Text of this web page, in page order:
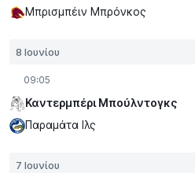
Μπρισμπέιν Μπρόνκος
8 Ιουνίου
09:05
Καντερμπέρι Μπούλντογκς
Παραμάτα Iλς
7 Ιουνίου